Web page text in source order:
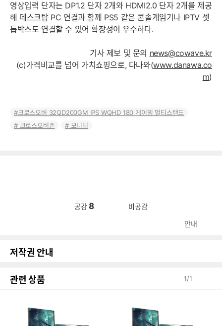
영상입력 단자는 DP1.2 단자 2개와 HDMI2.0 단자 2개를 제공
해 데스크탑 PC 연결과 함께 PS5 같은 콘솔게임기나 IPTV 셋
톱박스도 연결할 수 있어 확장성이 우수하다.
기사 제보 및 문의 news@cowave.kr
(c)가격비교를 넘어 가치쇼핑으로, 다나와(www.danawa.co
m)
크로스오버 32QD200GM IPS WQHD 180 게이밍 멀티스탠드
크로스오버존
모니터
공감8 비공감
안내
저작권 안내
관련 상품 1/1